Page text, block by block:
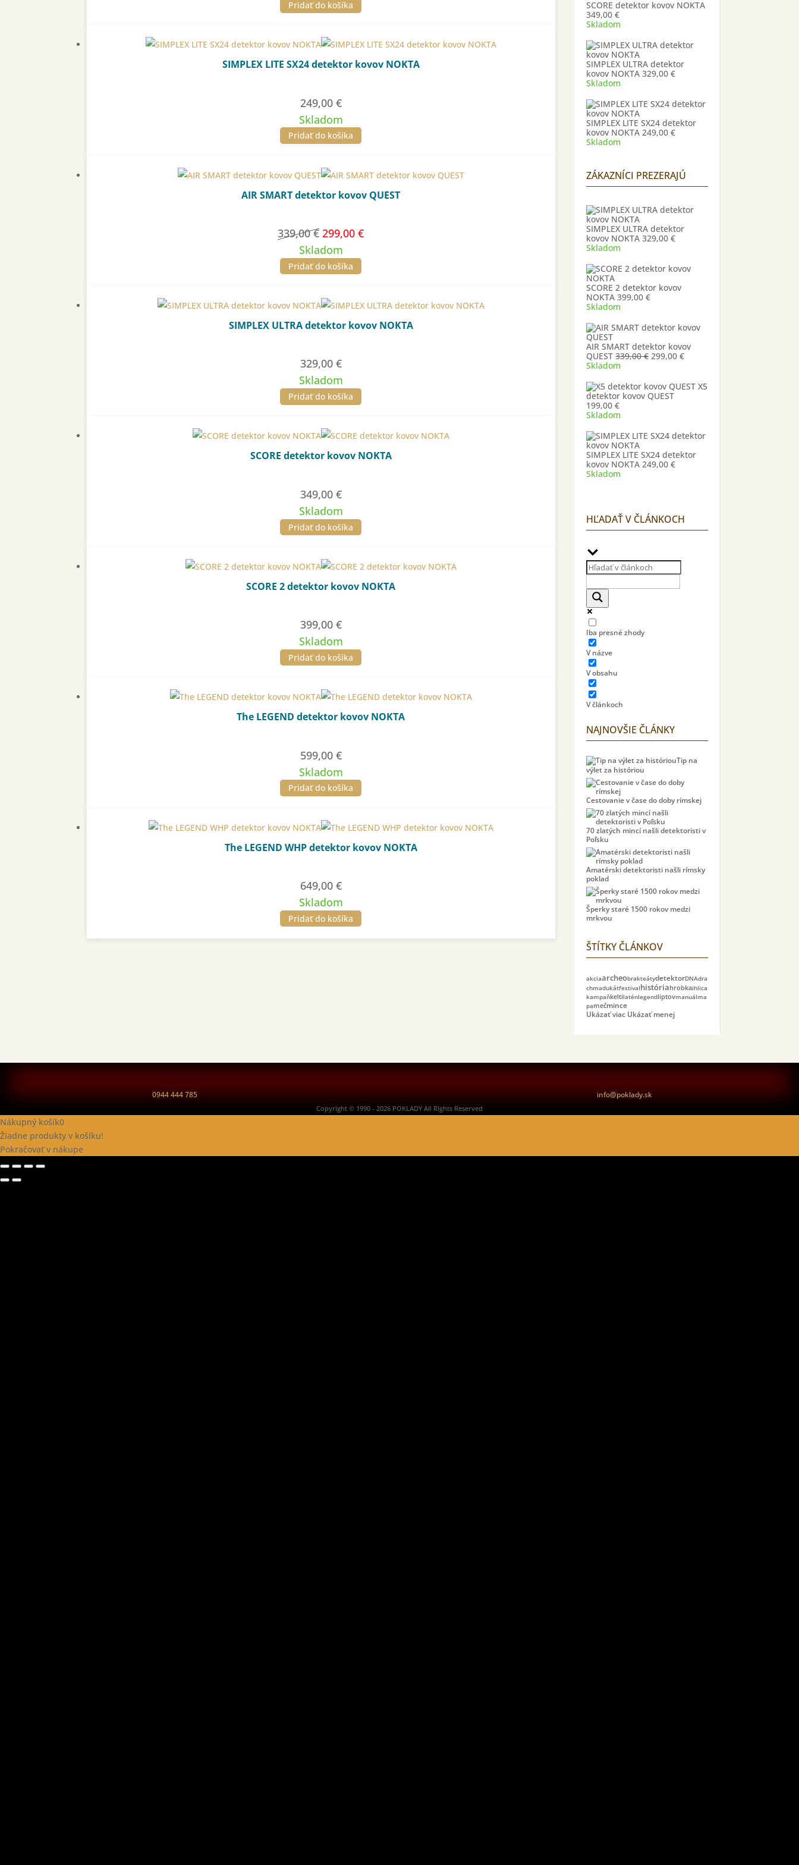
Pridať do košíka
SIMPLEX LITE SX24 detektor kovov NOKTA
249,00 €
Skladom
Pridať do košíka
AIR SMART detektor kovov QUEST
339,00€ Pôvodná
cena
bola:
339,00 €.
299,00€Aktuálna
Skladom
Pridať do košíka
SIMPLEX ULTRA detektor kovov NOKTA
329,00 €
Skladom
Pridať do košíka
SCORE detektor kovov NOKTA
349,00 €
Skladom
Pridať do košíka
SCORE 2 detektor kovov NOKTA
399,00 €
Skladom
Pridať do košíka
The LEGEND detektor kovov NOKTA
599,00 €
Skladom
Pridať do košíka
The LEGEND WHP detektor kovov NOKTA
649,00 €
Skladom
Pridať do košíka
SCORE detektor kovov NOKTA
349,00€
Skladom
SIMPLEX ULTRA detektor
kovov NOKTA 329,00€
Skladom
SIMPLEX LITE SX24 detektor
kovov NOKTA 249,00€
Skladom
ZÁKAZNÍCI PREZERAJÚ
SIMPLEX ULTRA detektor
kovov NOKTA 329,00€
Skladom
SCORE 2 detektor kovov
NOKTA 399,00€
Skladom
AIR SMART detektor kovov
QUEST 339,00€ Pôvodná
339,00 €.
299,00€Aktuálna
299,00 €.
Skladom
X5
detektor kovov QUEST
199,00€
Skladom
SIMPLEX LITE SX24 detektor
kovov NOKTA 249,00€
Skladom
HĽADAŤ V ČLÁNKOCH
Iba presné zhody
V názve
V obsahu
V článkoch
NAJNOVŠIE ČLÁNKY
Tip na
výlet za históriou
Cestovanie v čase do doby rímskej
70 zlatých mincí našli detektoristi v
Poľsku
Amatérski detektoristi našli rímsky
poklad
Šperky staré 1500 rokov medzi
mrkvou
ŠTÍTKY ČLÁNKOV
akciaarcheobrakteátydetektorDNAdra
chmadukátfestivalhistóriahrobkaihlica
kampaňkeltilaténlegendliptovmanuálma
pamečmince
Ukázať viac Ukázať menej
0944 444 785 info@poklady.sk
Copyright © 1990 - 2026 POKLADY All Rights Reserved
Nákupný košík0
Žiadne produkty v košíku!
Pokračovať v nákupe